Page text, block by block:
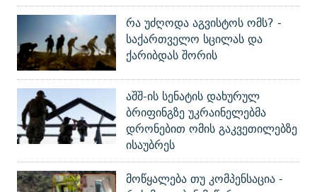
რა უძღოდა აგვისტოს ომს? -
საქართველო სცილას და
ქარიბდას შორის
აშშ-ის სენატის დახურულ
ბრიფინგზე უკრაინელებმა
დრონებით ომის გაკვეთილებზე
ისაუბრეს
მოწყალება თუ კომპენსაცია -